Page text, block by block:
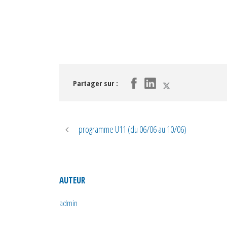
Partager sur :
programme U11 (du 06/06 au 10/06)
AUTEUR
admin